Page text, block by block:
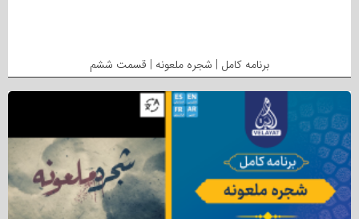
برنامه کامل | شجره ملعونه | قسمت ششم